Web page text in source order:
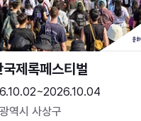
국제록페스티벌
역시 사상구